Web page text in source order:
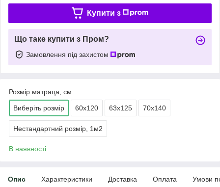
Купити з
Що таке купити з Пром?
Замовлення під захистом
Розмір матраца, см
Виберіть розмір 60х120 63х125 70х140
Нестандартний розмір, 1м2
В наявності
Опис Характеристики Доставка Оплата Умови